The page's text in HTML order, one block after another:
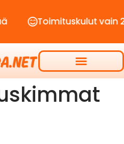
Toimituskulut vain 2,90€